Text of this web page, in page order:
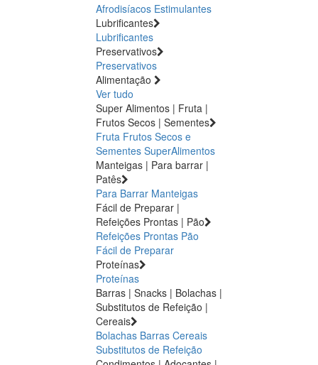
Afrodisíacos Estimulantes
Lubrificantes
Lubrificantes
Preservativos
Preservativos
Alimentação
Ver tudo
Super Alimentos | Fruta |
Frutos Secos | Sementes
Fruta Frutos Secos e
Sementes SuperAlimentos
Manteigas | Para barrar |
Patês
Para Barrar Manteigas
Fácil de Preparar |
Refeições Prontas | Pão
Refeições Prontas Pão
Fácil de Preparar
Proteínas
Proteínas
Barras | Snacks | Bolachas |
Substitutos de Refeição |
Cereais
Bolachas Barras Cereais
Substitutos de Refeição